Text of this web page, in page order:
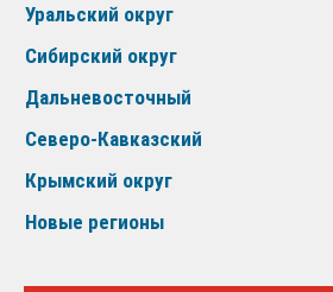
Уральский округ
Сибирский округ
Дальневосточный
Северо-Кавказский
Крымский округ
Новые регионы